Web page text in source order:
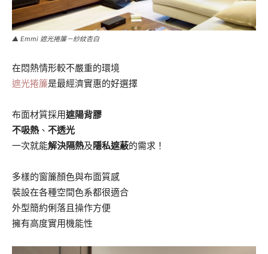
▲ Emmi 遮光捲簾－紗紋杏白
在悶熱情形較不嚴重的環境
遮光捲簾是最經濟實惠的好選擇
布面材質採用遮陽背膠
不吸熱、 不透光
一次就能解決隔熱及隱私遮蔽的需求！
多樣的窗簾顏色與布面質感
裝設在各種空間色系都很適合
外型簡約俐落且操作方便
擁有高度實用機能性